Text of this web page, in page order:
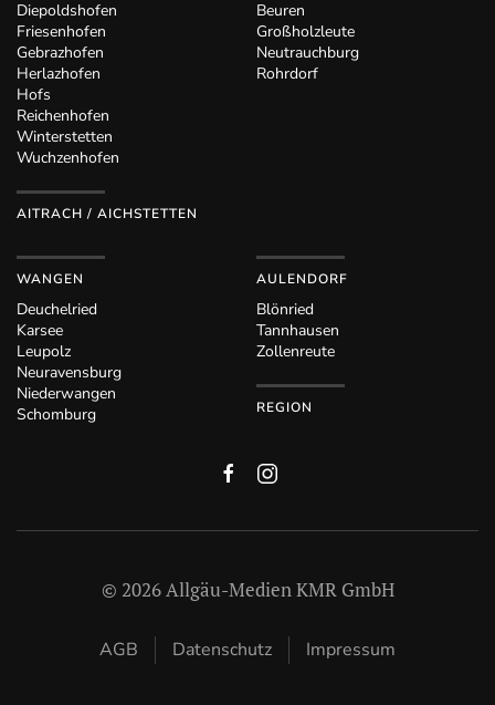
Diepoldshofen
Friesenhofen
Gebrazhofen
Herlazhofen
Hofs
Reichenhofen
Winterstetten
Wuchzenhofen
AITRACH / AICHSTETTEN
Beuren
Großholzleute
Neutrauchburg
Rohrdorf
WANGEN
Deuchelried
Karsee
Leupolz
Neuravensburg
Niederwangen
Schomburg
AULENDORF
Blönried
Tannhausen
Zollenreute
REGION
© 2026Allgäu-Medien KMR GmbH
AGB Datenschutz Impressum